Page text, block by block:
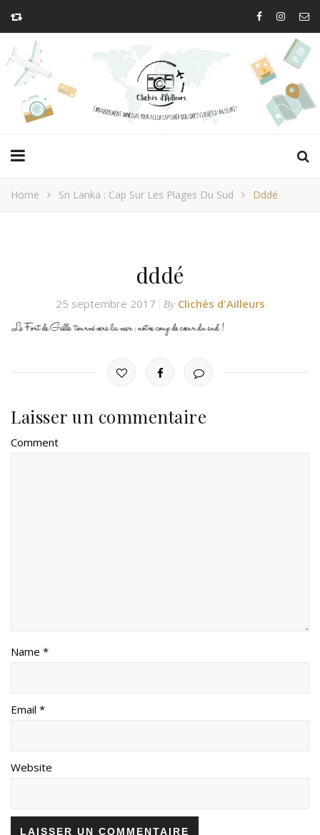
Home Sri Lanka : Cap Sur Les Plages Du Sud Dddé
dddé
25 septembre 2017 By Clichés d'Ailleurs
Laisser un commentaire
Comment
Name *
Email *
Website